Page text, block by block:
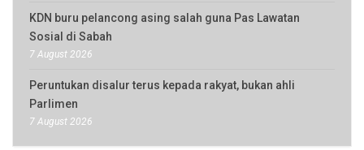
KDN buru pelancong asing salah guna Pas Lawatan
Sosial di Sabah
7 August 2026
Peruntukan disalur terus kepada rakyat, bukan ahli
Parlimen
7 August 2026